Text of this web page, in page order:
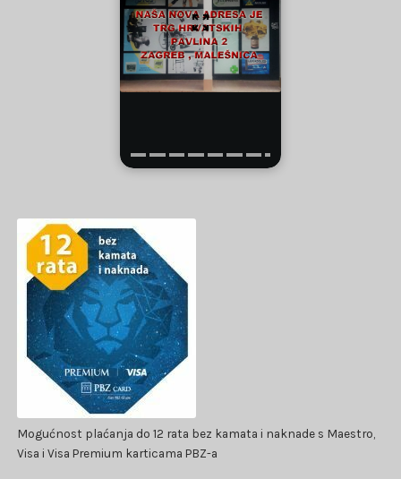
Mogućnost plaćanja do 12 rata bez kamata i naknade s Maestro,
Visa i Visa Premium karticama PBZ-a